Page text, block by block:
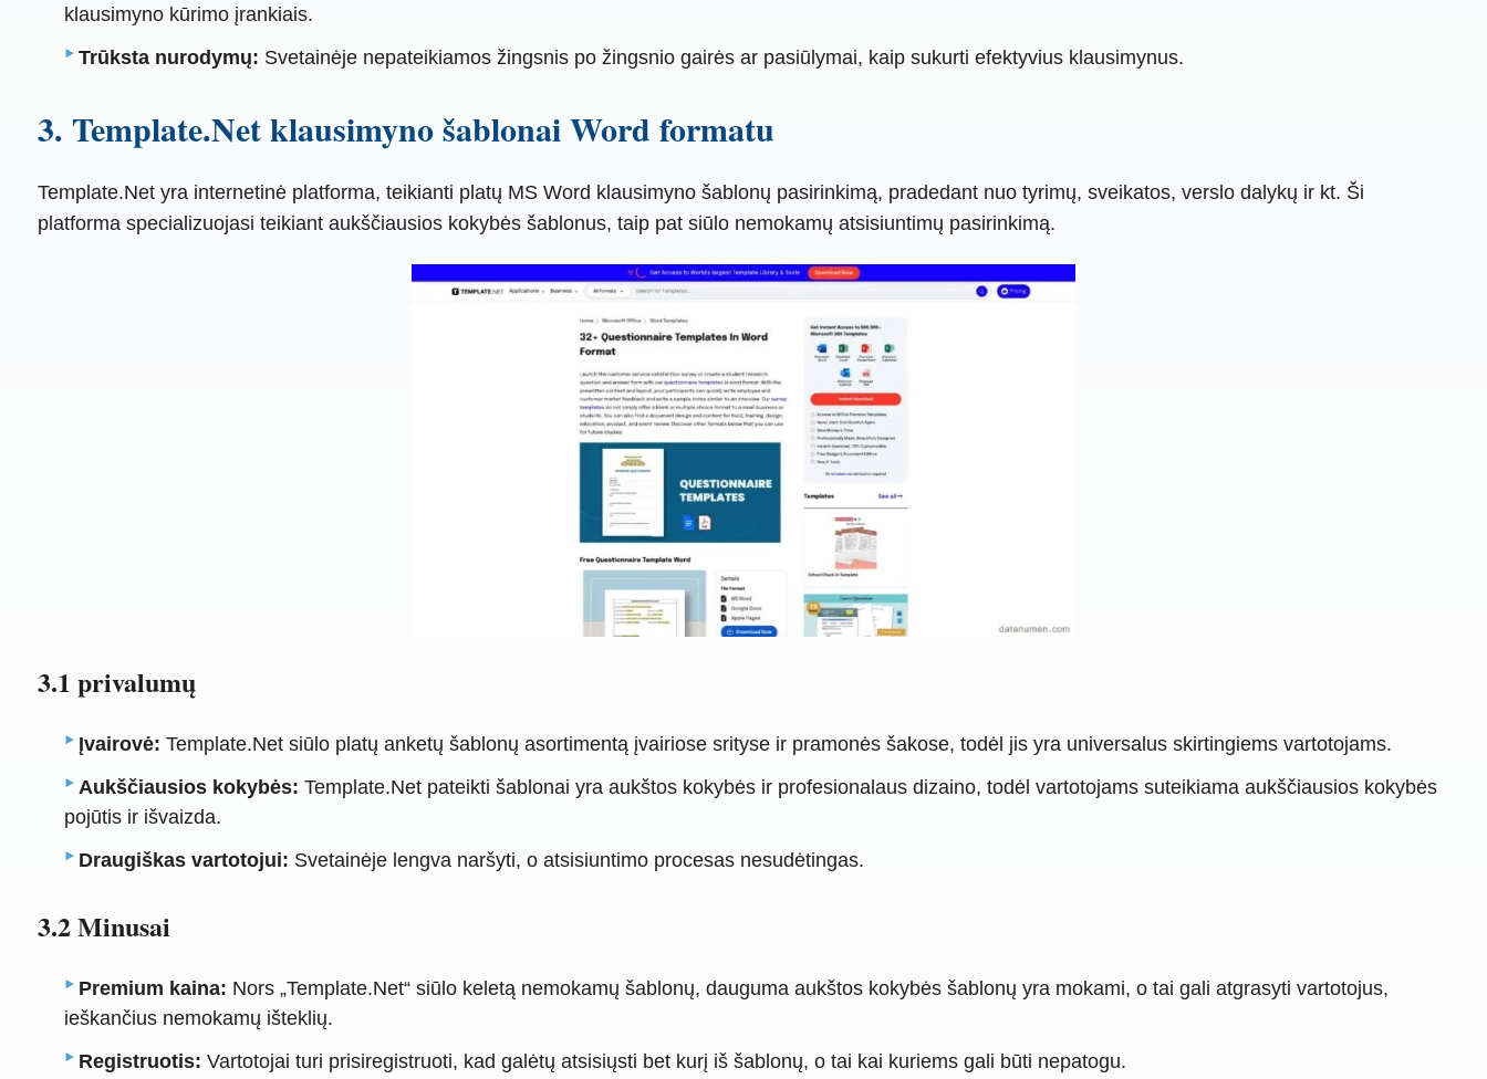
klausimyno kūrimo įrankiais.
Trūksta nurodymų: Svetainėje nepateikiamos žingsnis po žingsnio gairės ar pasiūlymai, kaip sukurti efektyvius klausimynus.
3. Template.Net klausimyno šablonai Word formatu
Template.Net yra internetinė platforma, teikianti platų MS Word klausimyno šablonų pasirinkimą, pradedant nuo tyrimų, sveikatos, verslo dalykų ir kt. Ši
platforma specializuojasi teikiant aukščiausios kokybės šablonus, taip pat siūlo nemokamų atsisiuntimų pasirinkimą.
3.1 privalumų
Įvairovė: Template.Net siūlo platų anketų šablonų asortimentą įvairiose srityse ir pramonės šakose, todėl jis yra universalus skirtingiems vartotojams.
Aukščiausios kokybės: Template.Net pateikti šablonai yra aukštos kokybės ir profesionalaus dizaino, todėl vartotojams suteikiama aukščiausios kokybės
pojūtis ir išvaizda.
Draugiškas vartotojui: Svetainėje lengva naršyti, o atsisiuntimo procesas nesudėtingas.
3.2 Minusai
Premium kaina: Nors „Template.Net“ siūlo keletą nemokamų šablonų, dauguma aukštos kokybės šablonų yra mokami, o tai gali atgrasyti vartotojus,
ieškančius nemokamų išteklių.
Registruotis: Vartotojai turi prisiregistruoti, kad galėtų atsisiųsti bet kurį iš šablonų, o tai kai kuriems gali būti nepatogu.